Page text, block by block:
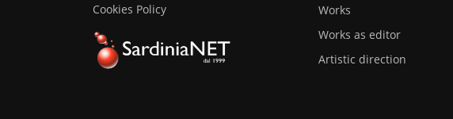
Cookies Policy
Works
Works as editor
Artistic direction